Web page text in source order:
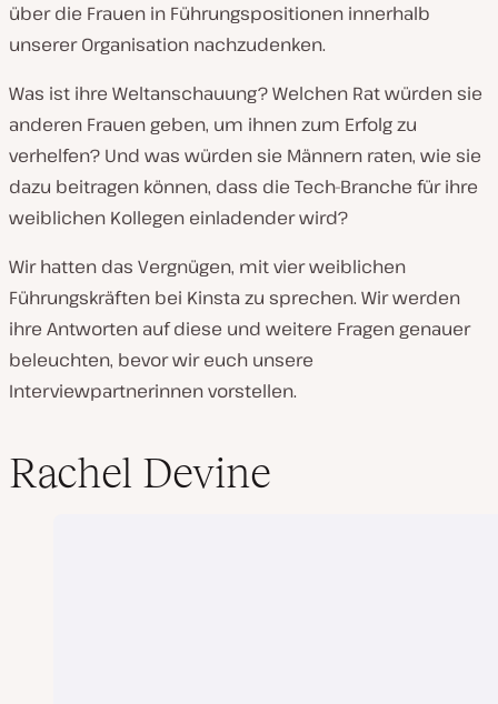
über die Frauen in Führungspositionen innerhalb
unserer Organisation nachzudenken.
Was ist ihre Weltanschauung? Welchen Rat würden sie
anderen Frauen geben, um ihnen zum Erfolg zu
verhelfen? Und was würden sie Männern raten, wie sie
dazu beitragen können, dass die Tech-Branche für ihre
weiblichen Kollegen einladender wird?
Wir hatten das Vergnügen, mit vier weiblichen
Führungskräften bei Kinsta zu sprechen. Wir werden
ihre Antworten auf diese und weitere Fragen genauer
beleuchten, bevor wir euch unsere
Interviewpartnerinnen vorstellen.
Rachel Devine